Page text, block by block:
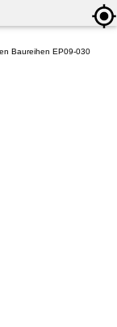
Baureihen EP09-030